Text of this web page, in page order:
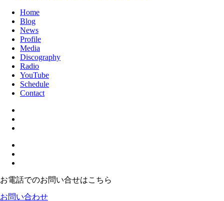
Home
Blog
News
Profile
Media
Discography
Radio
YouTube
Schedule
Contact
お電話でのお問い合せはこちら
お問い合わせ